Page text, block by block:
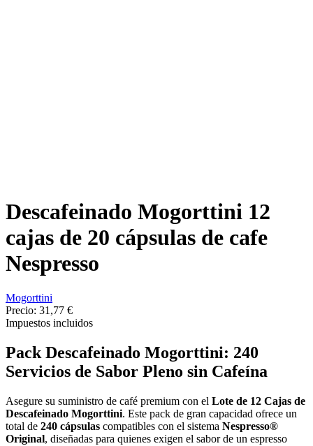
Descafeinado Mogorttini 12
cajas de 20 cápsulas de cafe
Nespresso
Mogorttini
Precio: 31,77 €
Impuestos incluidos
Pack Descafeinado Mogorttini: 240
Servicios de Sabor Pleno sin Cafeína
Asegure su suministro de café premium con el Lote de 12 Cajas de
Descafeinado Mogorttini. Este pack de gran capacidad ofrece un
total de 240 cápsulas compatibles con el sistema Nespresso®
Original, diseñadas para quienes exigen el sabor de un espresso